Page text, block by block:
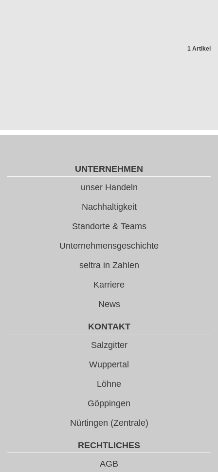
1 Artikel
UNTERNEHMEN
unser Handeln
Nachhaltigkeit
Standorte & Teams
Unternehmensgeschichte
seltra in Zahlen
Karriere
News
KONTAKT
Salzgitter
Wuppertal
Löhne
Göppingen
Nürtingen (Zentrale)
RECHTLICHES
AGB